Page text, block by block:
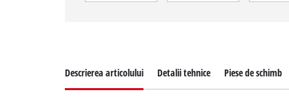
Descrierea articolului Detalii tehnice Piese de schimb